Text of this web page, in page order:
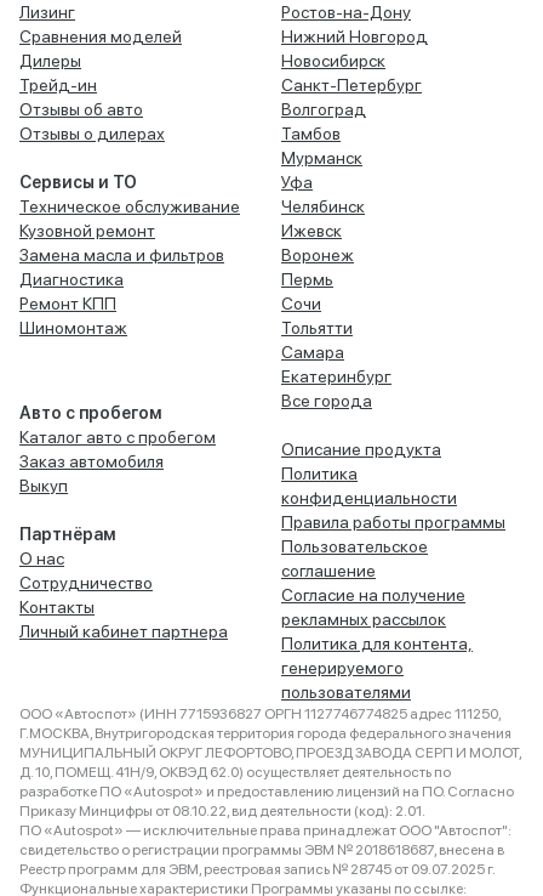
Лизинг
Сравнения моделей
Дилеры
Трейд-ин
Отзывы об авто
Отзывы о дилерах
Сервисы и ТО
Техническое обслуживание
Кузовной ремонт
Замена масла и фильтров
Диагностика
Ремонт КПП
Шиномонтаж
Авто с пробегом
Каталог авто с пробегом
Заказ автомобиля
Выкуп
Партнёрам
О нас
Сотрудничество
Контакты
Личный кабинет партнера
Ростов-на-Дону
Нижний Новгород
Новосибирск
Санкт-Петербург
Волгоград
Тамбов
Мурманск
Уфа
Челябинск
Ижевск
Воронеж
Пермь
Сочи
Тольятти
Самара
Екатеринбург
Все города
Описание продукта
Политика
конфиденциальности
Правила работы программы
Пользовательское
соглашение
Согласие на получение
рекламных рассылок
Политика для контента,
генерируемого
пользователями
ООО «Автоспот» (ИНН 7715936827 ОРГН 1127746774825 адрес 111250,
Г.МОСКВА, Внутригородская территория города федерального значения
МУНИЦИПАЛЬНЫЙ ОКРУГ ЛЕФОРТОВО, ПРОЕЗД ЗАВОДА СЕРП И МОЛОТ,
Д. 10, ПОМЕЩ. 41Н/9, ОКВЭД 62.0) осуществляет деятельность по
разработке ПО «Autospot» и предоставлению лицензий на ПО. Согласно
Приказу Минцифры от 08.10.22, вид деятельности (код): 2.01.
ПО «Autospot» — исключительные права принадлежат ООО "Автоспот":
свидетельство о регистрации программы ЭВМ № 2018618687, внесена в
Реестр программ для ЭВМ, реестровая запись № 28745 от 09.07.2025 г.
Функциональные характеристики Программы указаны по ссылке: